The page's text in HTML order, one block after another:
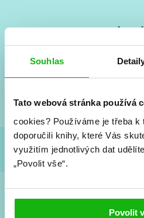
Souhlas
Tato webová stránka používá
cookies? Používáme je třeba k
doporučili knihy, které Vás
využitím jednotlivých dat
„Povolit vše“.
Povolit
Vše kolem #youngadult
a seriálové
Souhlasím spodmínkami